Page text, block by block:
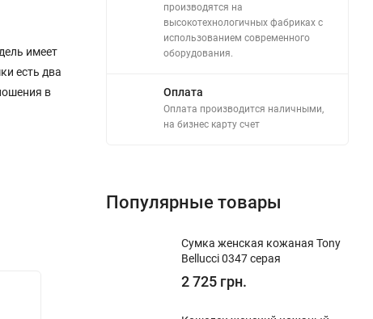
имеет
есть два
в
производятся на
высокотехнологичных фабриках с
использованием современного
оборудования.
Оплата
Оплата производится наличными,
на бизнес карту счет
Популярные товары
Сумка женская кожаная Tony
Bellucci 0347 серая
2 725 грн.